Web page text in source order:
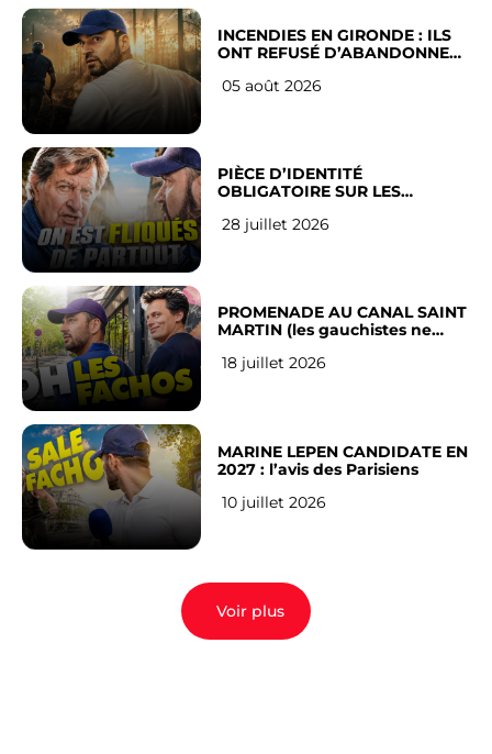
INCENDIES EN GIRONDE : ILS
ONT REFUSÉ D’ABANDONNER
05 août 2026
PIÈCE D’IDENTITÉ
OBLIGATOIRE SUR LES
Français
28 juillet 2026
PROMENADE AU CANAL SAINT
MARTIN (les gauchistes ne
18 juillet 2026
MARINE LEPEN CANDIDATE EN
2027 : l’avis des Parisiens
10 juillet 2026
Voir plus